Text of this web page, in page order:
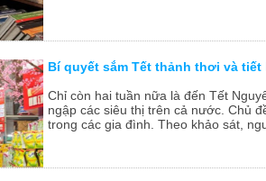
Bí quyết sắm Tết thảnh thơi và
Chỉ còn hai tuần nữa là đến Tết
ngập các siêu thị trên cả nước. Chủ
trong các gia đình. Theo khảo sát,